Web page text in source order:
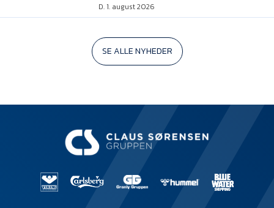
D. 1. august 2026
SE ALLE NYHEDER